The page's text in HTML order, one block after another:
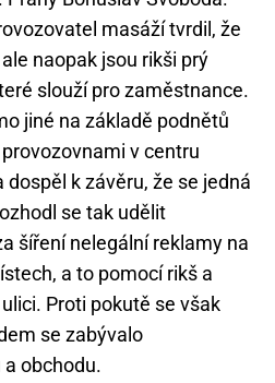
masáží tvrdil, že
naopak jsou rikši prý
slouží pro zaměstnance.
jiné na základě podnětů
v centru
k závěru, že se jedná
se tak udělit
šíření nelegální reklamy na
a to pomocí rikš a
Proti pokutě se však
se zabývalo
obchodu.